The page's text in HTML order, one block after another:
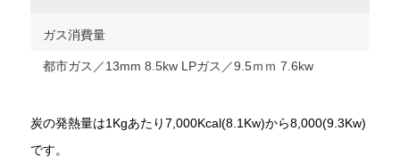
ガス消費量
都市ガス／13mm 8.5kw LPガス／9.5ｍｍ 7.6kw
炭の発熱量は1Kgあたり7,000Kcal(8.1Kw)から8,000(9.3Kw)
です。